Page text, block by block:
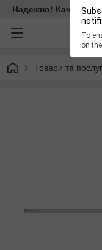
To
on
Надежно!
Товари та